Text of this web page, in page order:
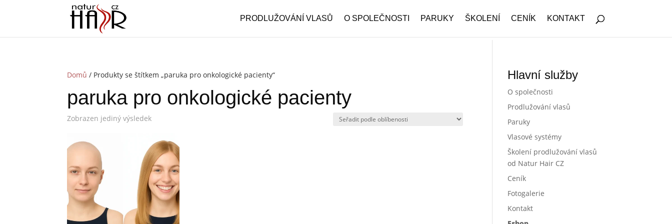
PRODLUŽOVÁNÍ VLASŮ O SPOLEČNOSTI PARUKY ŠKOLENÍ CENÍK KONTAKT
Domů / Produkty se štítkem „paruka pro onkologické pacienty“
paruka pro onkologické pacienty
Zobrazen jediný výsledek
Hlavní služby
O společnosti
Prodlužování vlasů
Paruky
Vlasové systémy
Školení prodlužování vlasů
od Natur Hair CZ
Ceník
Fotogalerie
Kontakt